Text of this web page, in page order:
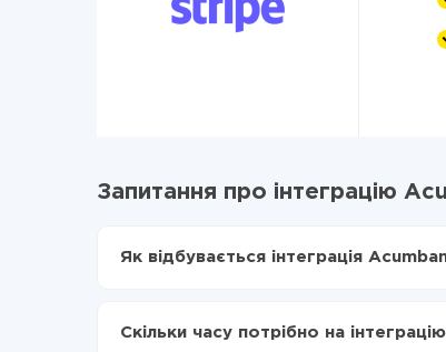
Запитання про інтеграцію
Як відбувається інтеграція
Включаєте автооновлення
Скільки часу потрібно на